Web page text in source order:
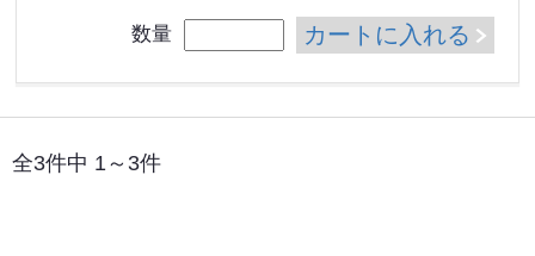
数量 カートに入れる
全3件中 1～3件